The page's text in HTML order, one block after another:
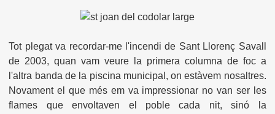
Tot plegat va recordar-me l'incendi de Sant Llorenç Savall
de 2003, quan vam veure la primera columna de foc a
l'altra banda de la piscina municipal, on estàvem nosaltres.
Novament el que més em va impressionar no van ser les
flames que envoltaven el poble cada nit, sinó la